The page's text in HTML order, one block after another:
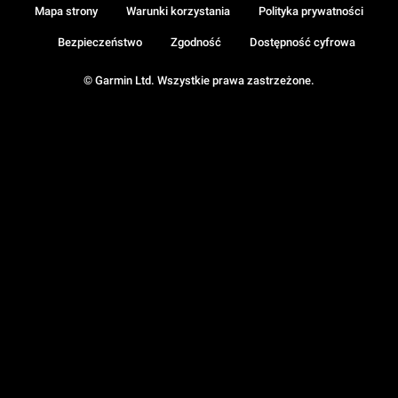
© Garmin Ltd. Wszystkie prawa zastrzeżone.
Mapa strony Warunki korzystania Polityka prywatności
Bezpieczeństwo Zgodność Dostępność cyfrowa